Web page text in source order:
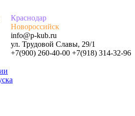
Краснодар
Новороссийск
info@p-kub.ru
ул. Трудовой Славы, 29/1
+7(900) 260-40-00 +7(918) 314-32-96